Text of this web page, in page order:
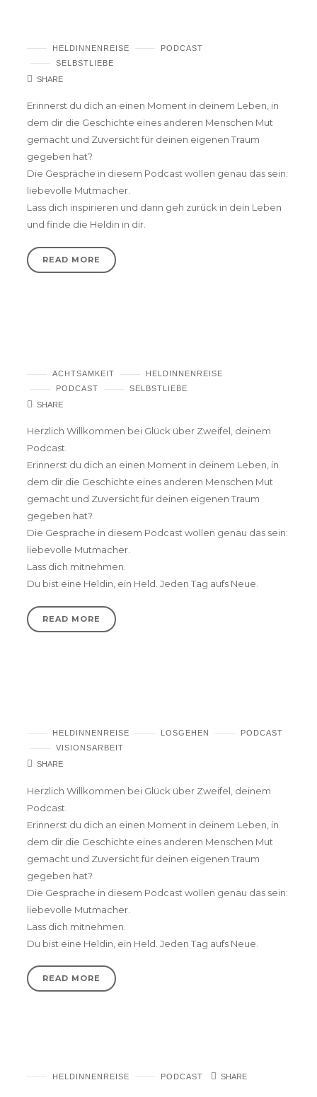
HELDINNENREISE
PODCAST
SELBSTLIEBE
SHARE
Erinnerst du dich an einen Moment in deinem Leben, in
dem dir die Geschichte eines anderen Menschen Mut
gemacht und Zuversicht für deinen eigenen Traum
gegeben hat?
Die Gespräche in diesem Podcast wollen genau das sein:
liebevolle Mutmacher.
Lass dich inspirieren und dann geh zurück in dein Leben
und finde die Heldin in dir.
READ MORE
ACHTSAMKEIT
HELDINNENREISE
PODCAST
SELBSTLIEBE
SHARE
Herzlich Willkommen bei Glück über Zweifel, deinem
Podcast.
Erinnerst du dich an einen Moment in deinem Leben, in
dem dir die Geschichte eines anderen Menschen Mut
gemacht und Zuversicht für deinen eigenen Traum
gegeben hat?
Die Gespräche in diesem Podcast wollen genau das sein:
liebevolle Mutmacher.
Lass dich mitnehmen.
Du bist eine Heldin, ein Held. Jeden Tag aufs Neue.
READ MORE
HELDINNENREISE LOSGEHEN
PODCAST
VISIONSARBEIT
SHARE
Herzlich Willkommen bei Glück über Zweifel, deinem
Podcast.
Erinnerst du dich an einen Moment in deinem Leben, in
dem dir die Geschichte eines anderen Menschen Mut
gemacht und Zuversicht für deinen eigenen Traum
gegeben hat?
Die Gespräche in diesem Podcast wollen genau das sein:
liebevolle Mutmacher.
Lass dich mitnehmen.
Du bist eine Heldin, ein Held. Jeden Tag aufs Neue.
READ MORE
HELDINNENREISE PODCAST SHARE